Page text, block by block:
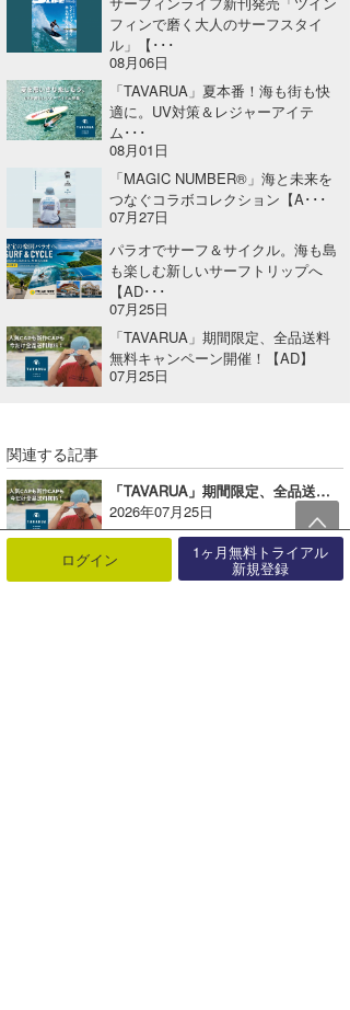
フィンで磨く大人のサーフスタイ
ル」【･･･
08月06日
「TAVARUA」夏本番！海も街も快
適に。UV対策＆レジャーアイテ
ム･･･
08月01日
「MAGIC NUMBER®」海と未来を
つなぐコラボコレクション【A･･･
07月27日
パラオでサーフ＆サイクル。海も島
も楽しむ新しいサーフトリップへ
【AD･･･
07月25日
「TAVARUA」期間限定、全品送料
無料キャンペーン開催！【AD】
07月25日
関連する記事
「TAVARUA」期間限定、全品送料無料キャンペーン開催！【AD】
2026年07月25日
「TAVARUA」2022 HAPPY BAG （福袋）が発売！【AD】
2021年12月24日
ログイン 1ヶ月無料トライアル
新規登録